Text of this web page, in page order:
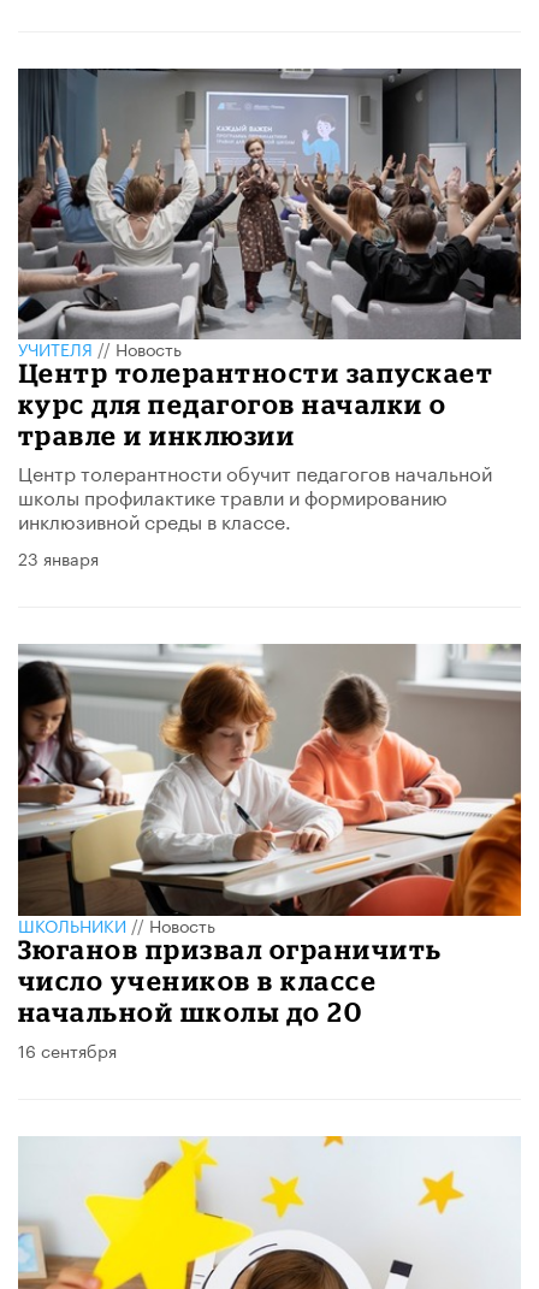
УЧИТЕЛЯ//Новость
Центр толерантности запускает
курс для педагогов началки о
травле и инклюзии
Центр толерантности обучит педагогов начальной
школы профилактике травли и формированию
инклюзивной среды в классе.
23 января
ШКОЛЬНИКИ//Новость
Зюганов призвал ограничить
число учеников в классе
начальной школы до 20
16 сентября